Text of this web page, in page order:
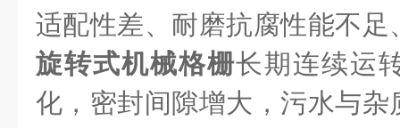
适配性差、耐磨抗腐性能不
旋转式机械格栅长期连续运
化，密封间隙增大，污水与